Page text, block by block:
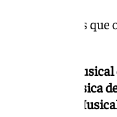
de actuaciones
Agrupación
Banda de Música
Agrupación